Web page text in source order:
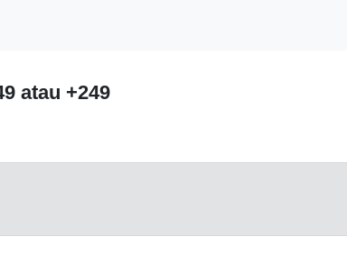
atau +249